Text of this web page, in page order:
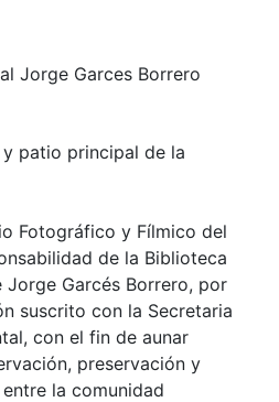
Jorge Garces Borrero
patio principal de la
Fotográfico y Fílmico del
de la Biblioteca
Jorge Garcés Borrero, por
suscrito con la Secretaria
con el fin de aunar
preservación y
la comunidad